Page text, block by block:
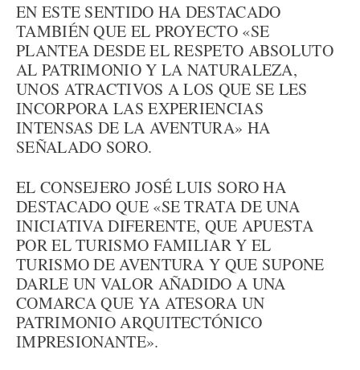
EN ESTE SENTIDO HA DESTACADO
TAMBIÉN QUE EL PROYECTO «SE
PLANTEA DESDE EL RESPETO ABSOLUTO
AL PATRIMONIO Y LA NATURALEZA,
UNOS ATRACTIVOS A LOS QUE SE LES
INCORPORA LAS EXPERIENCIAS
INTENSAS DE LA AVENTURA» HA
SEÑALADO SORO.
EL CONSEJERO JOSÉ LUIS SORO HA
DESTACADO QUE «SE TRATA DE UNA
INICIATIVA DIFERENTE, QUE APUESTA
POR EL TURISMO FAMILIAR Y EL
TURISMO DE AVENTURA Y QUE SUPONE
DARLE UN VALOR AÑADIDO A UNA
COMARCA QUE YA ATESORA UN
PATRIMONIO ARQUITECTÓNICO
IMPRESIONANTE».